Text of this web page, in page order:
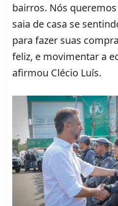
bairros. Nós
saia de casa se
para fazer suas
feliz, e movimentar a
afirmou Clécio Luís.